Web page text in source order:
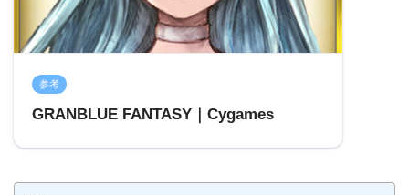
参考
GRANBLUE FANTASY｜Cygames